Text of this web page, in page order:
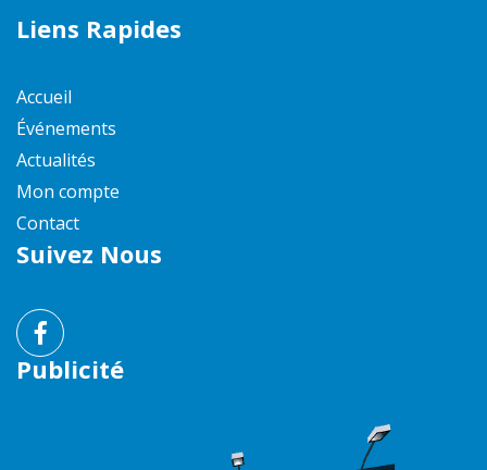
Liens Rapides
Accueil
Événements
Actualités
Mon compte
Contact
Suivez Nous
Publicité